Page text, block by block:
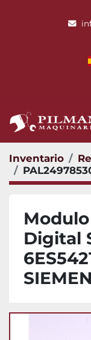
Inventario
Digital